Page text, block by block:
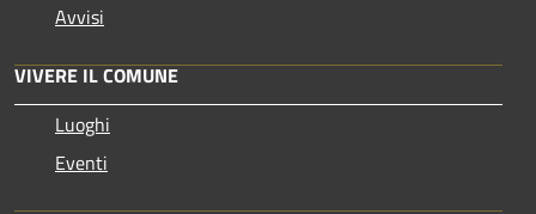
Avvisi
VIVERE IL COMUNE
Luoghi
Eventi